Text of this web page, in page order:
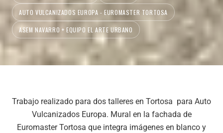
AUTO VULCANIZADOS EUROPA - EUROMASTER TORTOSA
ASEM NAVARRO + EQUIPO EL ARTE URBANO
Trabajo realizado para dos talleres en Tortosa para Auto
Vulcanizados Europa. Mural en la fachada de
Euromaster Tortosa que integra imágenes en blanco y